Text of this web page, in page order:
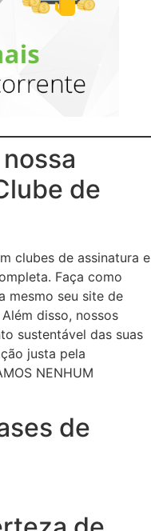
de
clubes de assinatura e
Faça como
mesmo seu site de
disso, nossos
sustentável das suas
justa pela
NENHUM
de